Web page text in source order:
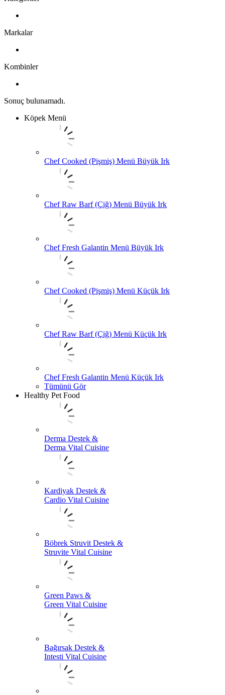
Markalar
Kombinler
Sonuç bulunamadı.
Köpek Menü
Chef Cooked (Pişmiş) Menü Büyük Irk
Chef Raw Barf (Çiğ) Menü Büyük Irk
Chef Fresh Galantin Menü Büyük Irk
Chef Cooked (Pişmiş) Menü Küçük Irk
Chef Raw Barf (Çiğ) Menü Küçük Irk
Chef Fresh Galantin Menü Küçük Irk
Tümünü Gör
Healthy Pet Food
Derma Destek &
Derma Vital Cuisine
Kardiyak Destek &
Cardio Vital Cuisine
Böbrek Struvit Destek &
Struvite Vital Cuisine
Green Paws &
Green Vital Cuisine
Bağırsak Destek &
Intesti Vital Cuisine